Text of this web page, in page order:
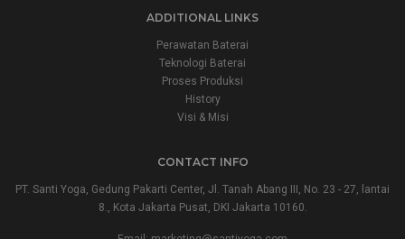
ADDITIONAL LINKS
Perawatan Baterai
Teknologi Baterai
Proses Produksi
History
Visi & Misi
CONTACT INFO
PT. Santi Yoga, Gedung Pakarti Center, Jl. Tanah Abang III, No. 23 - 27, lantai
8., Kota Jakarta Pusat, DKI Jakarta 10160.